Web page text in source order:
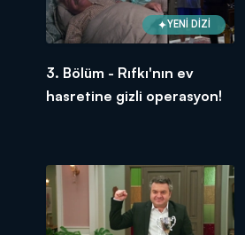
YENİ DİZİ
3. Bölüm - Rıfkı'nın ev
hasretine gizli operasyon!